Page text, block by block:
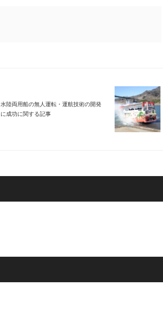
水陸両用船の無人運転・運航技術の開発
に成功に関する記事